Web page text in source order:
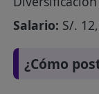
Salario: S/.
¿Cómo